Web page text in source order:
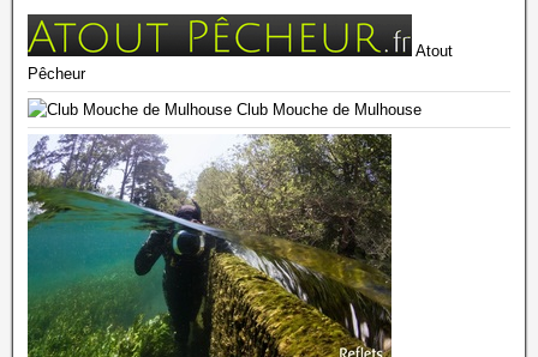
Atout
Pêcheur
Club Mouche de Mulhouse